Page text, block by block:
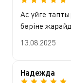
Ас үйге
бәріне
13.08.2025
Надежда